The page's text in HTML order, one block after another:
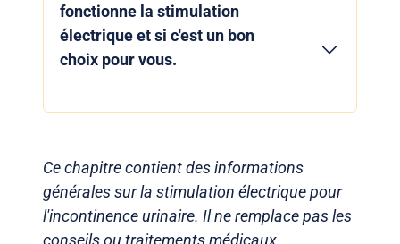
fonctionne la stimulation
électrique et si c'est un bon
choix pour vous.
Ce chapitre contient des informations
générales sur la stimulation électrique pour
l'incontinence urinaire. Il ne remplace pas les